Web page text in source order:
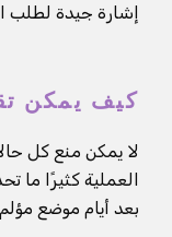
إشارة جيدة لطلب
كيف يمكن
لا يمكن منع كل
العملية كثيرًا ما
بعد أيام موضع